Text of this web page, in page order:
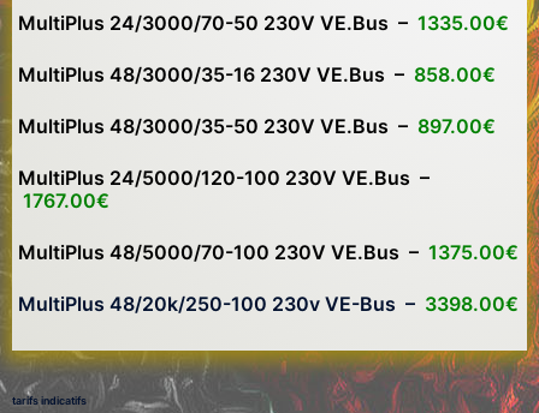
MultiPlus 24/3000/70-50 230V VE.Bus – 1335.00€
MultiPlus 48/3000/35-16 230V VE.Bus – 858.00€
MultiPlus 48/3000/35-50 230V VE.Bus – 897.00€
MultiPlus 24/5000/120-100 230V VE.Bus –
1767.00€
MultiPlus 48/5000/70-100 230V VE.Bus – 1375.00€
MultiPlus 48/20k/250-100 230v VE-Bus – 3398.00€
tarifs indicatifs